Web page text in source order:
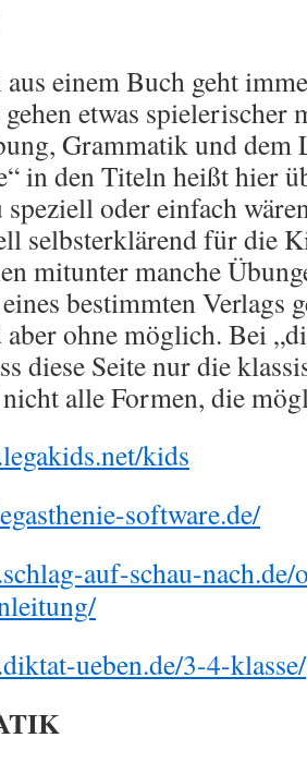
einem Buch geht
etwas spielerischer
Grammatik und dem
in den Titeln heißt hier
speziell oder einfach
selbsterklärend für die
mitunter manche
bestimmten Verlags
aber ohne möglich. Bei
diese Seite nur die
alle Formen, die
kids
software.de/
auf-schau-nach.de/
ueben.de/3-4-klasse/